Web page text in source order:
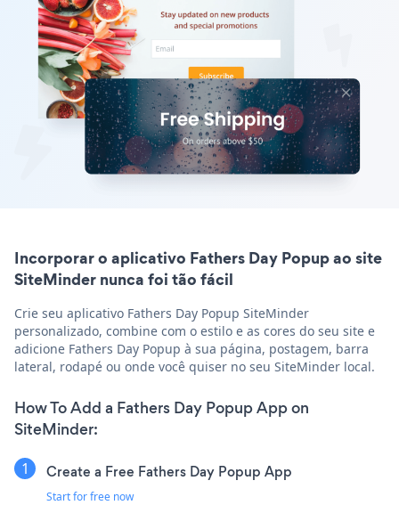
Incorporar o aplicativo Fathers Day Popup ao site
SiteMinder nunca foi tão fácil
Crie seu aplicativo Fathers Day Popup SiteMinder
personalizado, combine com o estilo e as cores do seu site e
adicione Fathers Day Popup à sua página, postagem, barra
lateral, rodapé ou onde você quiser no seu SiteMinder local.
How To Add a Fathers Day Popup App on
SiteMinder:
Create a Free Fathers Day Popup App
Start for free now